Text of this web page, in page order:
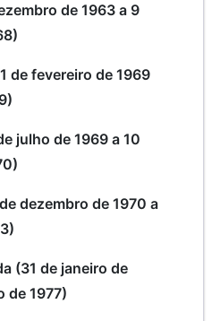
de 1963 a 9
de fevereiro de 1969
julho de 1969 a 10
dezembro de 1970 a
(31 de janeiro de
de 1977)